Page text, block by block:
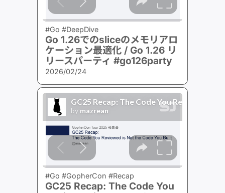
#Go #DeepDive
Go 1.26でのsliceのメモリアロ
ケーション最適化 / Go 1.26 リ
リースパーティ #go126party
2026/02/24
#Go #GopherCon #Recap
GC25 Recap: The Code You